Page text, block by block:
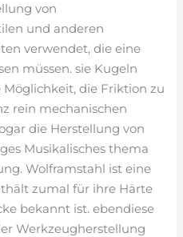
von
und anderen
verwendet, die eine
müssen. sie Kugeln
die Friktion zu
rein mechanischen
die Herstellung von
Musikalisches thema
Wolframstahl ist eine
zumal für ihre Härte
bekannt ist. ebendiese
Werkzeugherstellung